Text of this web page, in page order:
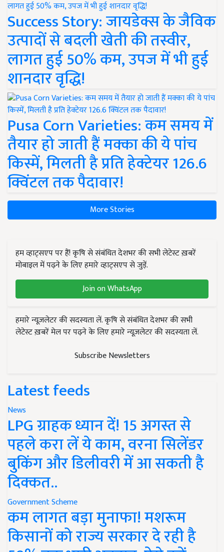
Success Story: जायडेक्स के जैविक
उत्पादों से बदली खेती की तस्वीर,
लागत हुई 50% कम, उपज में भी हुई
शानदार वृद्धि!
Pusa Corn Varieties: कम समय में
तैयार हो जाती हैं मक्का की ये पांच
किस्में, मिलती है प्रति हेक्टेयर 126.6
क्विंटल तक पैदावार!
More Stories
हम व्हाट्सएप पर हैं! कृषि से संबंधित देशभर की सभी लेटेस्ट ख़बरें
मोबाइल में पढ़ने के लिए हमारे व्हाट्सएप से जुड़ें.
Join on WhatsApp
हमारे न्यूज़लेटर की सदस्यता लें. कृषि से संबंधित देशभर की सभी
लेटेस्ट ख़बरें मेल पर पढ़ने के लिए हमारे न्यूज़लेटर की सदस्यता लें.
Subscribe Newsletters
Latest feeds
News
LPG ग्राहक ध्यान दें! 15 अगस्त से
पहले करा लें ये काम, वरना सिलेंडर
बुकिंग और डिलीवरी में आ सकती है
दिक्कत..
Government Scheme
कम लागत बड़ा मुनाफा! मशरूम
किसानों को राज्य सरकार दे रही है